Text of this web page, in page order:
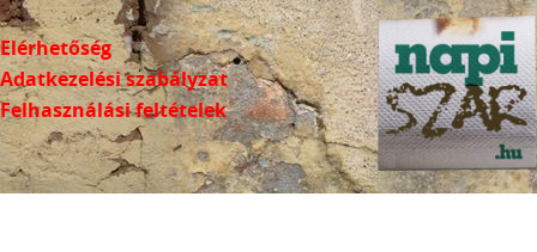
Elérhetőség
Adatkezelési szabályzat
Felhasználási feltételek